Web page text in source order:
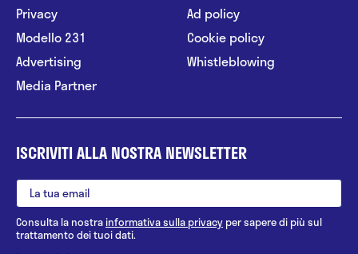
Privacy
Modello 231
Advertising
Media Partner
Ad policy
Cookie policy
Whistleblowing
ISCRIVITI ALLA NOSTRA NEWSLETTER
Consulta la nostrainformativa sulla privacy per sapere di più sul
trattamento dei tuoi dati.